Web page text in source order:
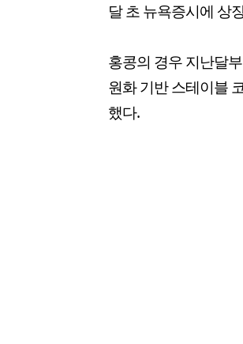
달 초 뉴욕증시에 상
홍콩의 경우 지난달
원화 기반 스테이블
했다.